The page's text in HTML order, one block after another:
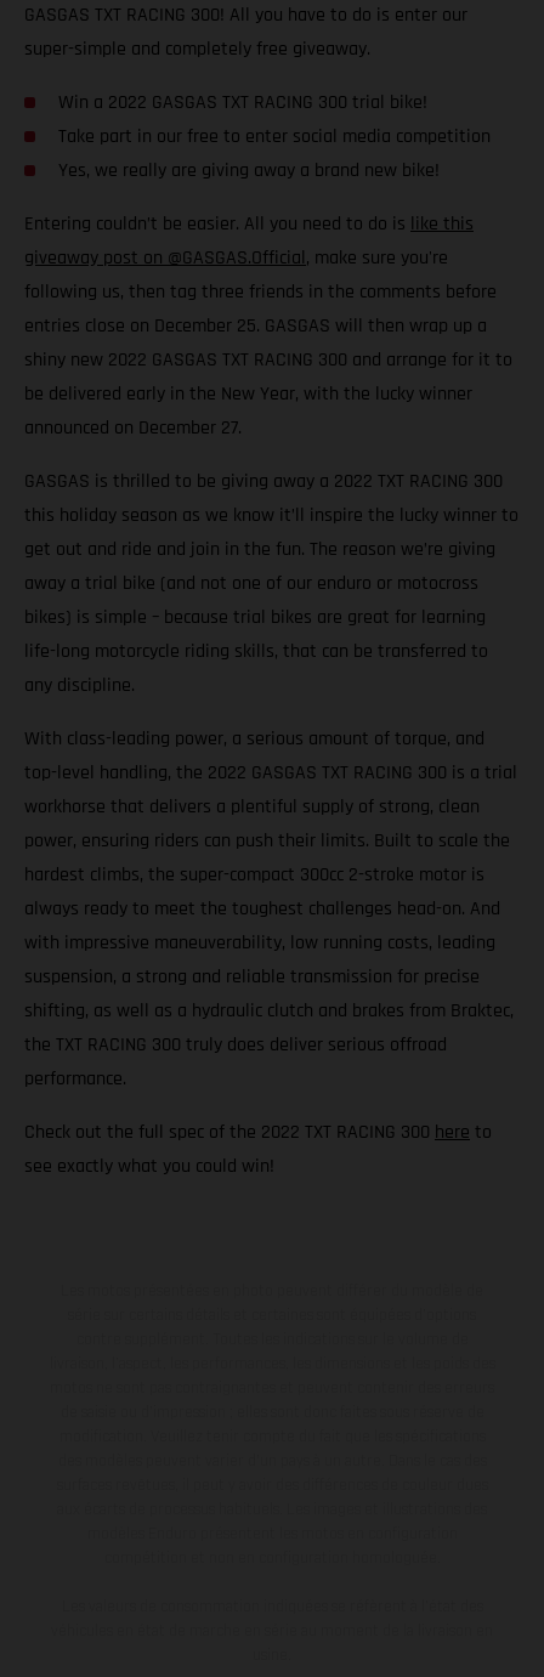
GASGAS TXT RACING 300! All you have to do is enter our
super-simple and completely free giveaway.
Win a 2022 GASGAS TXT RACING 300 trial bike!
Take part in our free to enter social media competition
Yes, we really are giving away a brand new bike!
Entering couldn’t be easier. All you need to do is like this
giveaway post on @GASGAS.Official, make sure you're
following us, then tag three friends in the comments before
entries close on December 25. GASGAS will then wrap up a
shiny new 2022 GASGAS TXT RACING 300 and arrange for it to
be delivered early in the New Year, with the lucky winner
announced on December 27.
GASGAS is thrilled to be giving away a 2022 TXT RACING 300
this holiday season as we know it’ll inspire the lucky winner to
get out and ride and join in the fun. The reason we’re giving
away a trial bike (and not one of our enduro or motocross
bikes) is simple – because trial bikes are great for learning
life-long motorcycle riding skills, that can be transferred to
any discipline.
With class-leading power, a serious amount of torque, and
top-level handling, the 2022 GASGAS TXT RACING 300 is a trial
workhorse that delivers a plentiful supply of strong, clean
power, ensuring riders can push their limits. Built to scale the
hardest climbs, the super-compact 300cc 2-stroke motor is
always ready to meet the toughest challenges head-on. And
with impressive maneuverability, low running costs, leading
suspension, a strong and reliable transmission for precise
shifting, as well as a hydraulic clutch and brakes from Braktec,
the TXT RACING 300 truly does deliver serious offroad
performance.
Check out the full spec of the 2022 TXT RACING 300 here to
see exactly what you could win!